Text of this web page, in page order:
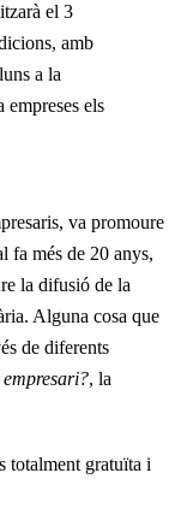
el 3
amb
a la
els
va promoure
fa més de 20 anys,
la difusió de la
Alguna cosa que
de diferents
, la
totalment gratuïta i